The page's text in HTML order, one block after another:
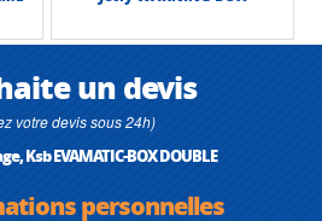
un devis
votre devis sous 24h)
Ksb EVAMATIC-BOX DOUBLE
personnelles